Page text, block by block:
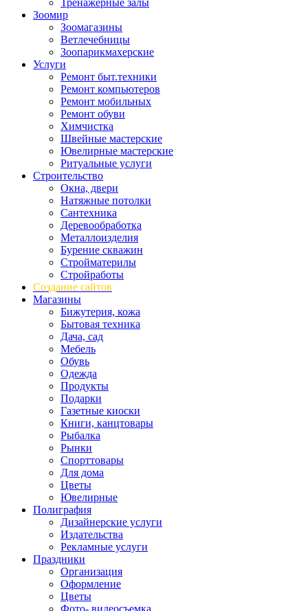
Тренажерные залы
Зоомир
Зоомагазины
Ветлечебницы
Зоопарикмахерские
Услуги
Ремонт быт.техники
Ремонт компьютеров
Ремонт мобильных
Ремонт обуви
Химчистка
Швейные мастерские
Ювелирные мастерские
Ритуальные услуги
Строительство
Окна, двери
Натяжные потолки
Сантехника
Деревообработка
Металлоизделия
Бурение скважин
Стройматерилы
Стройработы
Создание сайтов
Магазины
Бижутерия, кожа
Бытовая техника
Дача, сад
Мебель
Обувь
Одежда
Продукты
Подарки
Газетные киоски
Книги, канцтовары
Рыбалка
Рынки
Спорттовары
Для дома
Цветы
Ювелирные
Полиграфия
Дизайнерские услуги
Издательства
Рекламные услуги
Праздники
Организация
Оформление
Цветы
Фото- видеосъемка